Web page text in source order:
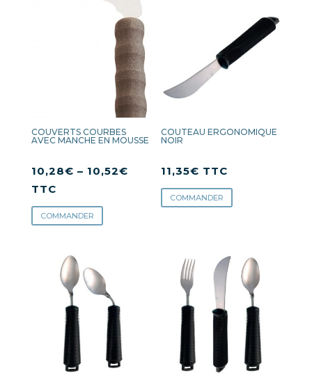
COUVERTS COURBES
AVEC MANCHE EN MOUSSE
10,28€ – 10,52€
TTC
COMMANDER
COUTEAU ERGONOMIQUE
NOIR
11,35€ TTC
COMMANDER